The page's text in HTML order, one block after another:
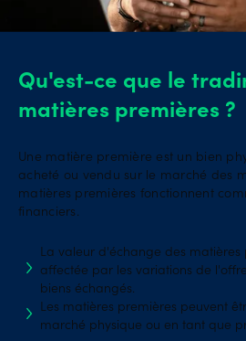
Qu'est-ce que le
matières premières ?
Une matière première est un bien
acheté ou vendu sur le marché des
matières premières fonctionnent
financiers.
La valeur d'échange des matières
affectée par les variations de
biens échangés.
Les matières premières peuvent
marché physique ou en tant que